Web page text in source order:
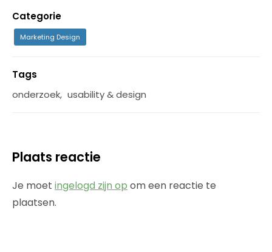
Categorie
Marketing Design
Tags
onderzoek, usability & design
Plaats reactie
Je moet ingelogd zijn op om een reactie te
plaatsen.